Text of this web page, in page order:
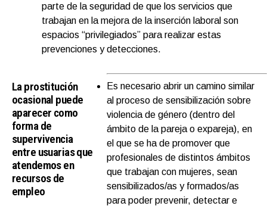
parte de la seguridad de que los servicios que
trabajan en la mejora de la inserción laboral son
espacios “privilegiados” para realizar estas
prevenciones y detecciones.
La prostitución
ocasional puede
aparecer como
forma de
supervivencia
entre usuarias que
atendemos en
recursos de
empleo
Es necesario abrir un camino similar
al proceso de sensibilización sobre
violencia de género (dentro del
ámbito de la pareja o expareja), en
el que se ha de promover que
profesionales de distintos ámbitos
que trabajan con mujeres, sean
sensibilizados/as y formados/as
para poder prevenir, detectar e